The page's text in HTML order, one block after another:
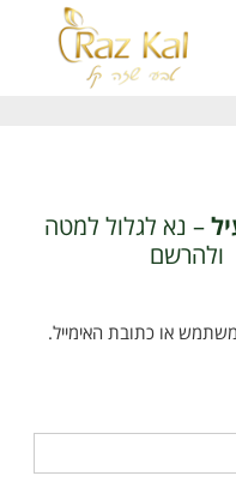
– נא לגלול למטה
או כתובת האימייל.